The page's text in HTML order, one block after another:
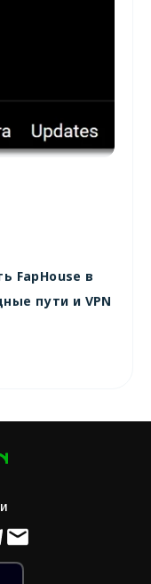
FapHouse в
пути и VPN